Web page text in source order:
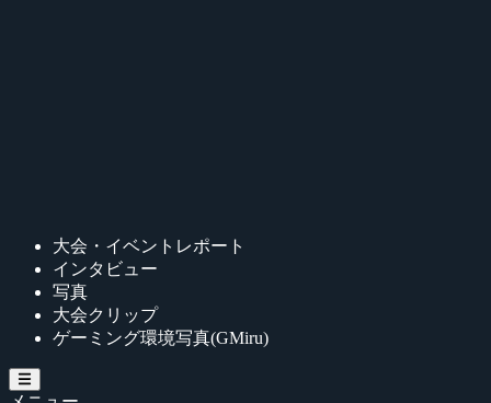
大会・イベントレポート
インタビュー
写真
大会クリップ
ゲーミング環境写真(GMiru)